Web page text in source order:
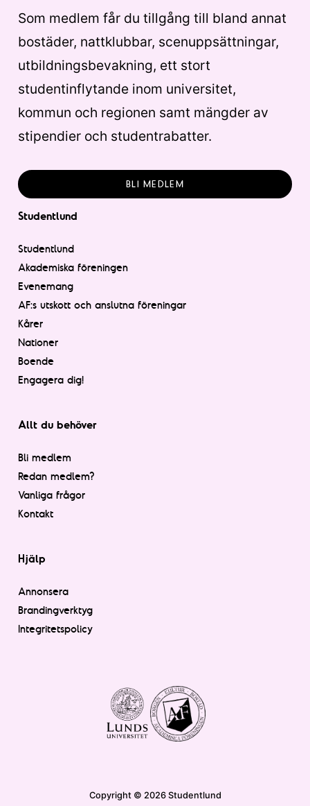
Som medlem får du tillgång till bland annat
bostäder, nattklubbar, scenuppsättningar,
utbildningsbevakning, ett stort
studentinflytande inom universitet,
kommun och regionen samt mängder av
stipendier och studentrabatter.
BLI MEDLEM
Studentlund
Studentlund
Akademiska föreningen
Evenemang
AF:s utskott och anslutna föreningar
Kårer
Nationer
Boende
Engagera dig!
Allt du behöver
Bli medlem
Redan medlem?
Vanliga frågor
Kontakt
Hjälp
Annonsera
Brandingverktyg
Integritetspolicy
Copyright © 2026 Studentlund